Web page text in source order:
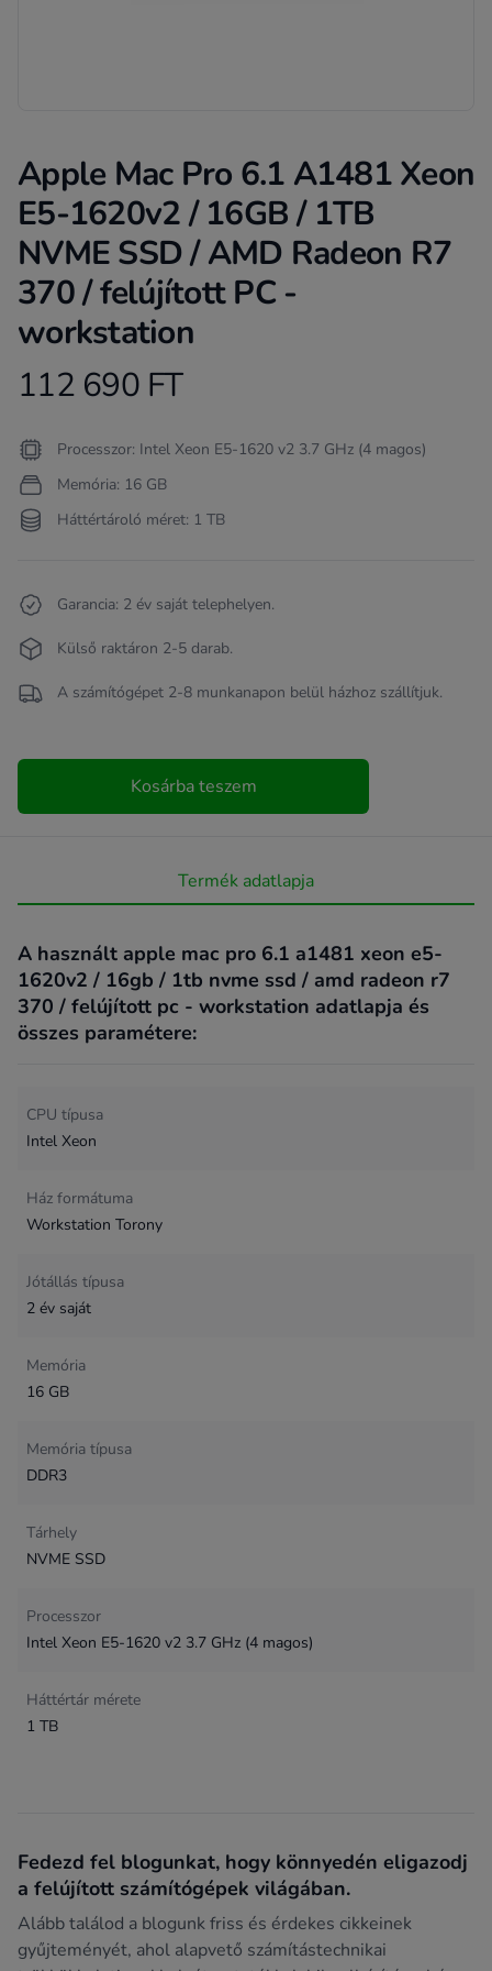
Apple Mac Pro 6.1 A1481 Xeon
E5-1620v2 / 16GB / 1TB
NVME SSD / AMD Radeon R7
370 / felújított PC -
workstation
Product information
112 690 FT
Termékleírás
Processzor: Intel Xeon E5-1620 v2 3.7 GHz (4 magos)
Memória: 16 GB
Háttértároló méret: 1 TB
Garancia: 2 év saját telephelyen.
Külső raktáron 2-5 darab.
A számítógépet 2-8 munkanapon belül házhoz szállítjuk.
Kosárba teszem
Termék adatlapja
A használt apple mac pro 6.1 a1481 xeon e5-
1620v2 / 16gb / 1tb nvme ssd / amd radeon r7
370 / felújított pc - workstation adatlapja és
összes paramétere:
CPU típusa
Intel Xeon
Ház formátuma
Workstation Torony
Jótállás típusa
2 év saját
Memória
16 GB
Memória típusa
DDR3
Tárhely
NVME SSD
Processzor
Intel Xeon E5-1620 v2 3.7 GHz (4 magos)
Háttértár mérete
1 TB
Fedezd fel blogunkat, hogy könnyedén eligazodj
a felújított számítógépek világában.
Alább találod a blogunk friss és érdekes cikkeinek
gyűjteményét, ahol alapvető számítástechnikai